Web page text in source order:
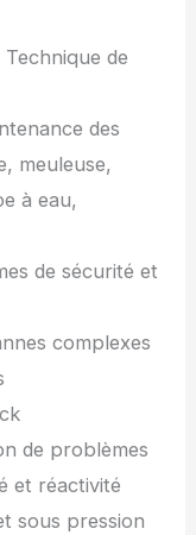
de
des
meuleuse,
à eau,
de sécurité et
complexes
de problèmes
et réactivité
sous pression